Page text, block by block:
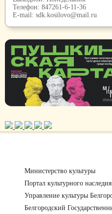
Телефон: 847261-6-11-36
E-mail: sdk.kosilovo@mail.ru
Министерство культуры
Портал культурного
Управление культуры
Белгородский